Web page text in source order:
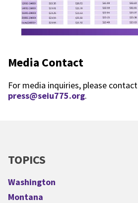
Media Contact
For media inquiries, please contact
press@seiu775.org.
TOPICS
Washington
Montana